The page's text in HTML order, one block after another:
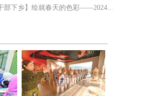
部下乡】绘就春天的色彩——2024...